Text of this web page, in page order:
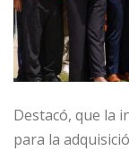
Destacó, que la
para la